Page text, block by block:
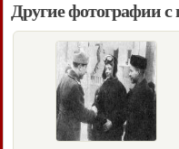
Другие фотографии